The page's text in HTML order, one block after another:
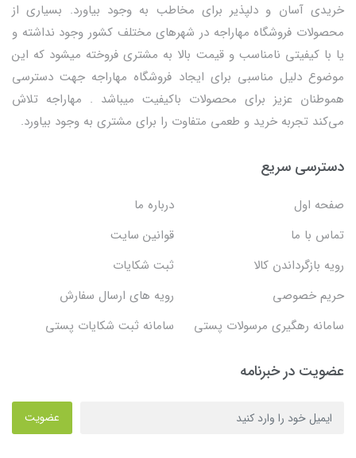
خریدی آسان و دلپذیر برای مخاطب به وجود بیاورد. بسیاری از
محصولات فروشگاه مهاراجه در شهرهای مختلف کشور وجود نداشته و
یا با کیفیتی نامناسب و قیمت بالا به مشتری فروخته میشود که این
موضوع دلیل مناسبی برای ایجاد فروشگاه مهاراجه جهت دسترسی
هموطنان عزیز برای محصولات باکیفیت میباشد . مهاراجه تلاش
می‌کند تجربه خرید و طعمی متفاوت را برای مشتری به وجود بیاورد.
دسترسی سریع
صفحه اول
درباره ما
تماس با ما
قوانین سایت
رویه بازگرداندن کالا
ثبت شکایات
حریم خصوصی
رویه های ارسال سفارش
سامانه رهگیری مرسولات پستی
سامانه ثبت شکایات پستی
عضویت در خبرنامه
عضویت